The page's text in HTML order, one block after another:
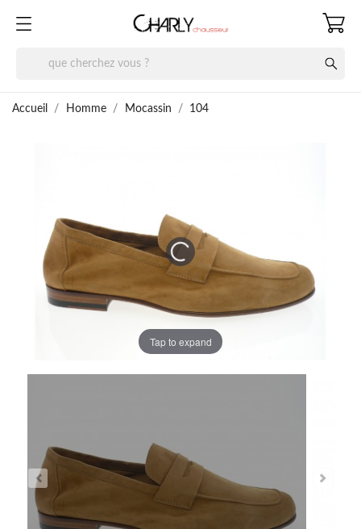
Accueil Homme Mocassin 104
Tap to expand